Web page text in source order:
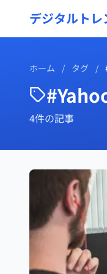
デジタルトレ
ホーム / タグ /
4件の記事